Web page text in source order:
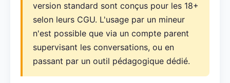
version standard sont conçus pour les 18+
selon leurs CGU. L'usage par un mineur
n'est possible que via un compte parent
supervisant les conversations, ou en
passant par un outil pédagogique dédié.